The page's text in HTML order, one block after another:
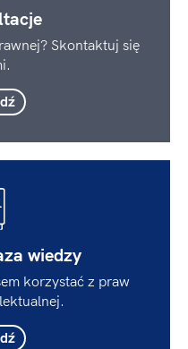
Skontaktuj się
wiedzy
korzystać z praw